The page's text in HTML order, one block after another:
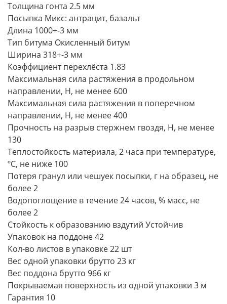
Толщина гонта 2.5 мм
Посыпка Микс: антрацит, базальт
Длина 1000+-3 мм
Тип битума Окисленный битум
Ширина 318+-3 мм
Коэффициент перехлёста 1.83
Максимальная сила растяжения в продольном
направлении, Н, не менее 600
Максимальная сила растяжения в поперечном
направлении, Н, не менее 400
Прочность на разрыв стержнем гвоздя, Н, не менее
130
Теплостойкость материала, 2 часа при температуре,
ºС, не ниже 100
Потеря гранул или чешуек посыпки, г на образец, не
более 2
Водопоглощение в течение 24 часов, % масс, не
более 2
Стойкость к образованию вздутий Устойчив
Упаковок на поддоне 42
Кол-во листов в упаковке 22 шт
Вес одной упаковки брутто 23 кг
Вес поддона брутто 966 кг
Покрываемая поверхность из одной упаковки 3 м
Гарантия 10